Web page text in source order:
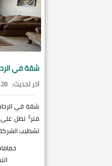
شقة في
آخر تحديث: 28 يونيه 2025
شقة في
متر2
تشطيب الشركة